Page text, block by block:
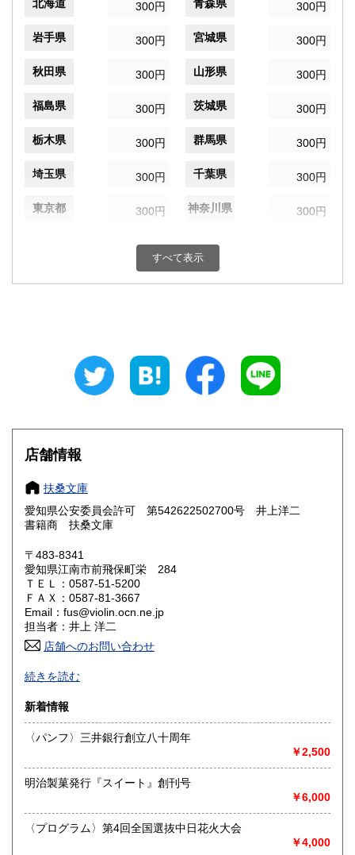
北海道 300円 青森県 300円
岩手県 300円 宮城県 300円
秋田県 300円 山形県 300円
福島県 300円 茨城県 300円
栃木県 300円 群馬県 300円
埼玉県 300円 千葉県 300円
東京都 300円 神奈川県 300円
300円 富山県
300円 三重県
大阪府
奈良県
鳥取県 300円 島根県 300円
岡山県
山口県 300円
香川県 300円
高知県 300円
佐賀県
熊本県 300円 大分県 300円
300円
沖縄県 300円
すべて表示
店舗情報
扶桑文庫
愛知県公安委員会許可 第542622502700号 井上洋二
書籍商 扶桑文庫
〒483-8341
愛知県江南市前飛保町栄 284
ＴＥＬ：0587-51-5200
ＦＡＸ：0587-81-3667
Email：fus@violin.ocn.ne.jp
担当者：井上 洋二
店舗へのお問い合わせ
古文書、古地図、刷り物、一枚もの、絵葉書、鳥瞰図、近代
文献資料等を主体に扱っております。
沿線名：名鉄犬山線
最寄駅：江南駅下車
営業時間：10:00〜17:00
書籍の買取について
買取 買取専用フリーダイヤル 0120-006-229 (担当・
井上)
続きを読む
新着情報
〈パンフ〉三井銀行創立八十周年
￥2,500
明治製菓発行『スイート』創刊号
￥6,000
〈プログラム〉第4回全国選抜中日花火大会
￥4,000